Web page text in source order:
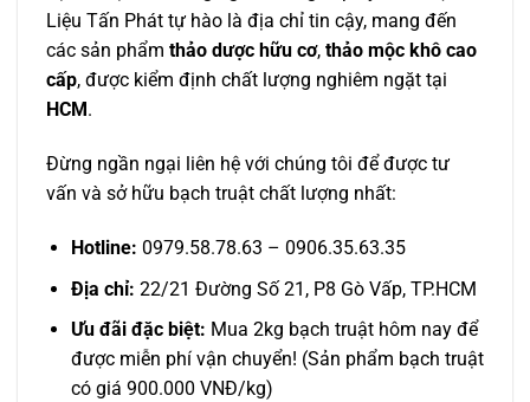
Liệu Tấn Phát tự hào là địa chỉ tin cậy, mang đến
các sản phẩm thảo dược hữu cơ, thảo mộc khô cao
cấp, được kiểm định chất lượng nghiêm ngặt tại
HCM .
Đừng ngần ngại liên hệ với chúng tôi để được tư
vấn và sở hữu bạch truật chất lượng nhất:
Hotline: 0979.58.78.63 – 0906.35.63.35
Địa chỉ: 22/21 Đường Số 21, P8 Gò Vấp, TP.HCM
Ưu đãi đặc biệt: Mua 2kg bạch truật hôm nay để
được miễn phí vận chuyển! (Sản phẩm bạch truật
có giá 900.000 VNĐ/kg)